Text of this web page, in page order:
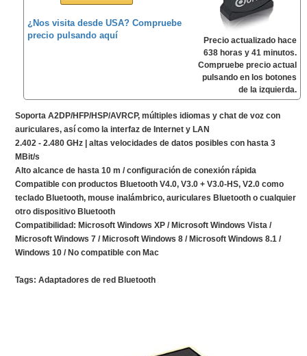
¿Nos visita desde USA? Compruebe
precio pulsando aquí
Precio actualizado hace
638 horas y 41 minutos.
Compruebe precio actual
pulsando en los botones
de la izquierda.
Soporta A2DP/HFP/HSP/AVRCP, múltiples idiomas y chat de voz con
auriculares, así como la interfaz de Internet y LAN
2.402 - 2.480 GHz | altas velocidades de datos posibles con hasta 3
MBit/s
Alto alcance de hasta 10 m / configuración de conexión rápida
Compatible con productos Bluetooth V4.0, V3.0 + V3.0-HS, V2.0 como
teclado Bluetooth, mouse inalámbrico, auriculares Bluetooth o cualquier
otro dispositivo Bluetooth
Compatibilidad: Microsoft Windows XP / Microsoft Windows Vista /
Microsoft Windows 7 / Microsoft Windows 8 / Microsoft Windows 8.1 /
Windows 10 / No compatible con Mac
Tags: Adaptadores de red Bluetooth